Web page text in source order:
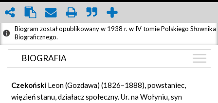
Biogram został opublikowany w 1938 r. w IV tomie Polskiego Słownika
Biograficznego.
BIOGRAFIA
GRAF POWIĄZAŃ
Czekoński Leon (Gozdawa) (1826–1888), powstaniec,
więzień stanu, działacz społeczny. Ur. na Wołyniu, syn